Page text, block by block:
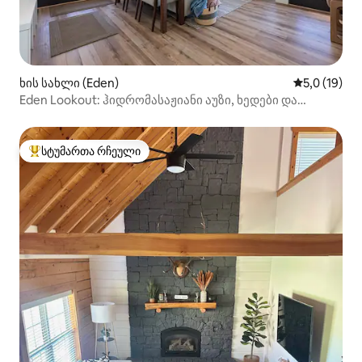
ხის სახლი (Eden) საშუალო
5,0 (19)
Eden Lookout: ჰიდრომასაჟიანი აუზი, ხედები და
სტუმართა რჩეული მოწინავე ვარიანტი
სტუმართა რჩეული